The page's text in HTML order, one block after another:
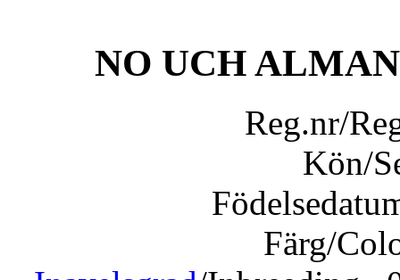
NO UCH
Reg.nr/
Kön/
Färg/